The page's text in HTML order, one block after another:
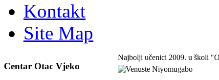
Kontakt
Site Map
Centar Otac Vjeko
Najbolji učenici 2009. u školi